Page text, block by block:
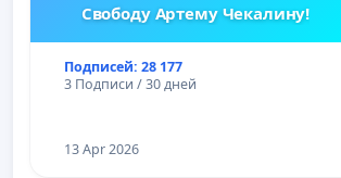
Свободу Артему Чекалину!
Подписей: 28 177
3 Подписи / 30 дней
13 Apr 2026